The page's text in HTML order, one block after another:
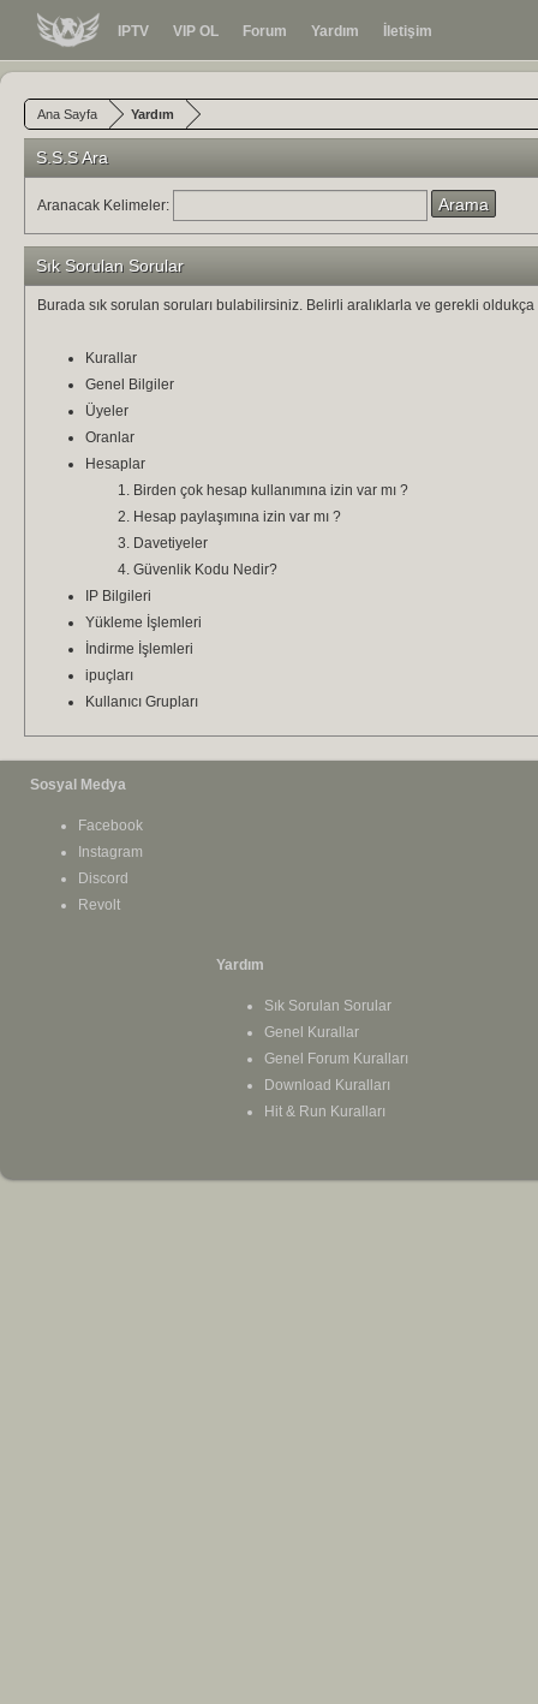
IPTV VIP OL Forum Yardım İletişim
Ana Sayfa Yardım
S.S.S Ara
Aranacak Kelimeler:
Sık Sorulan Sorular
Burada sık sorulan soruları bulabilirsiniz. Belirli aralıklarla ve gerekli
Kurallar
Genel Bilgiler
Üyeler
Oranlar
Hesaplar
Birden çok hesap kullanımına izin var mı ?
Hesap paylaşımına izin var mı ?
Davetiyeler
Güvenlik Kodu Nedir?
IP Bilgileri
Yükleme İşlemleri
İndirme İşlemleri
ipuçları
Kullanıcı Grupları
Sosyal Medya
Facebook
Instagram
Discord
Revolt
Yardım
Sık Sorulan Sorular
Genel Kurallar
Genel Forum Kuralları
Download Kuralları
Hit & Run Kuralları